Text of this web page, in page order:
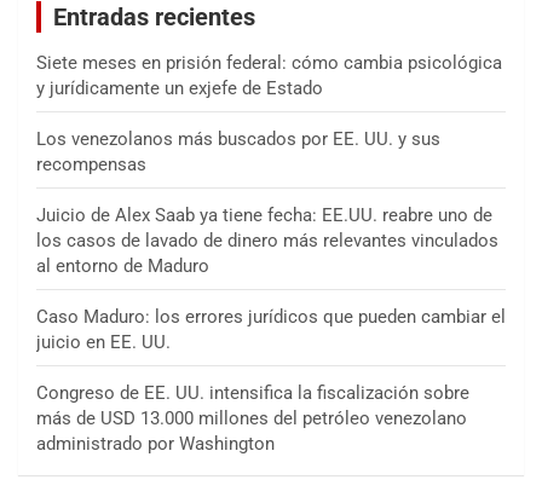
Entradas recientes
Siete meses en prisión federal: cómo cambia psicológica
y jurídicamente un exjefe de Estado
Los venezolanos más buscados por EE. UU. y sus
recompensas
Juicio de Alex Saab ya tiene fecha: EE.UU. reabre uno de
los casos de lavado de dinero más relevantes vinculados
al entorno de Maduro
Caso Maduro: los errores jurídicos que pueden cambiar el
juicio en EE. UU.
Congreso de EE. UU. intensifica la fiscalización sobre
más de USD 13.000 millones del petróleo venezolano
administrado por Washington